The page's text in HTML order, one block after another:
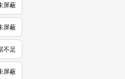
屏蔽
屏蔽
不足
屏蔽